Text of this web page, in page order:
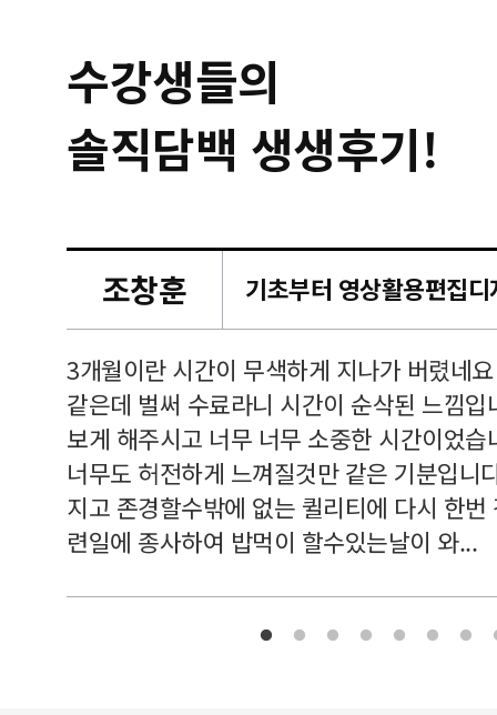
수강생들의
솔직담백 생생후기!
조창훈
3개월이란 시간이 무색하게 지나가 버렸네
같은데 벌써 수료라니 시간이 순삭된 느낌
보게 해주시고 너무 너무 소중한 시간이었
너무도 허전하게 느껴질것만 같은 기분입니
지고 존경할수밖에 없는 퀼리티에 다시 한
련일에 종사하여 밥먹이 할수있는날이 와...